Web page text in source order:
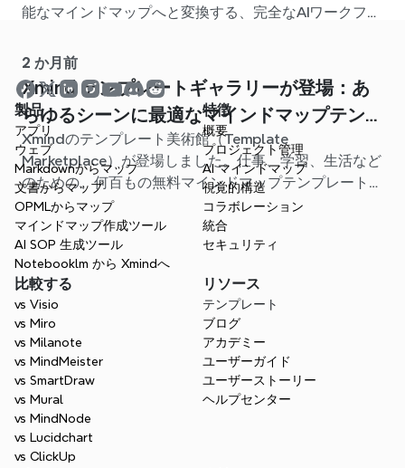
能なマインドマップへと変換する、完全なAIワークフロ
2 か月前
Xmind テンプレートギャラリーが登場：あ
らゆるシーンに最適なマインドマップテンプ
レートが見つかります
Xmindのテンプレート美術館（Template
Marketplace）が登場しました。仕事、学習、生活など
のための、何百もの無料マインドマップテンプレートが
用意されています。最適なスタート地点を見つけ、白紙
から始める手間を省きましょう。
製品
アプリ
ウェブ
Markdownからマップ
文書からマップ
OPMLからマップ
マインドマップ作成ツール
AI SOP 生成ツール
Notebooklm から Xmindへ
特徴
概要
プロジェクト管理
AI マインドマップ
視覚的構造
コラボレーション
統合
セキュリティ
比較する
vs Visio
vs Miro
vs Milanote
vs MindMeister
vs SmartDraw
vs Mural
vs MindNode
vs Lucidchart
vs ClickUp
リソース
テンプレート
ブログ
アカデミー
ユーザーガイド
ユーザーストーリー
ヘルプセンター